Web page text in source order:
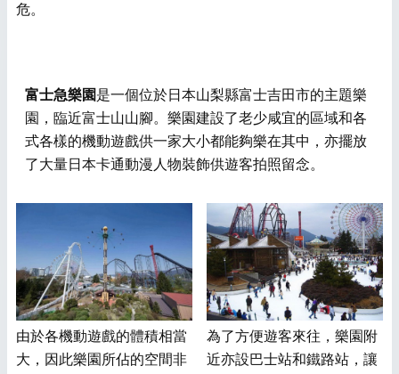
危。
富士急樂園是一個位於日本山梨縣富士吉田市的主題樂
園，臨近富士山山腳。樂園建設了老少咸宜的區域和各
式各樣的機動遊戲供一家大小都能夠樂在其中，亦擺放
了大量日本卡通動漫人物裝飾供遊客拍照留念。
由於各機動遊戲的體積相當
大，因此樂園所佔的空間非
為了方便遊客來往，樂園附
近亦設巴士站和鐵路站，讓